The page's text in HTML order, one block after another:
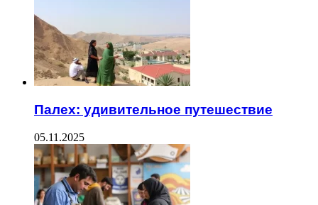
Палех: удивительное путешествие
05.11.2025